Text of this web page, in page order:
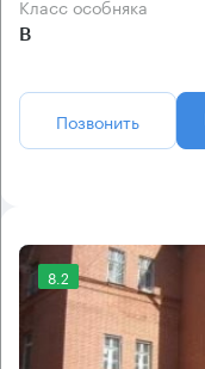
Класс особняка
B
Позвонить
8.2